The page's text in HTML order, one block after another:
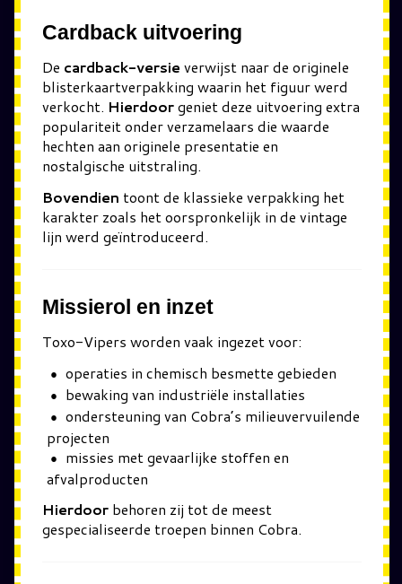
Cardback uitvoering
De cardback-versie verwijst naar de originele
blisterkaartverpakking waarin het figuur werd
verkocht. Hierdoorgeniet deze uitvoering extra
populariteit onder verzamelaars die waarde
hechten aan originele presentatie en
nostalgische uitstraling.
Bovendien toont de klassieke verpakking het
karakter zoals het oorspronkelijk in de vintage
lijn werd geïntroduceerd.
Missierol en inzet
Toxo-Vipers worden vaak ingezet voor:
operaties in chemisch besmette gebieden
bewaking van industriële installaties
ondersteuning van Cobra’s milieuvervuilende
projecten
missies met gevaarlijke stoffen en
afvalproducten
Hierdoor behoren zij tot de meest
gespecialiseerde troepen binnen Cobra.